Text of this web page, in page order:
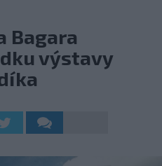
Bagara
výstavy